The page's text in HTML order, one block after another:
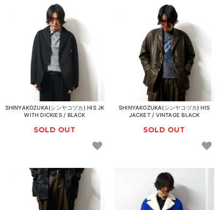
SHINYAKOZUKA(シンヤコヅカ) HIS JK
WITH DICKIES / BLACK
SOLD OUT
SHINYAKOZUKA(シンヤコヅカ) HIS
JACKET / VINTAGE BLACK
SOLD OUT